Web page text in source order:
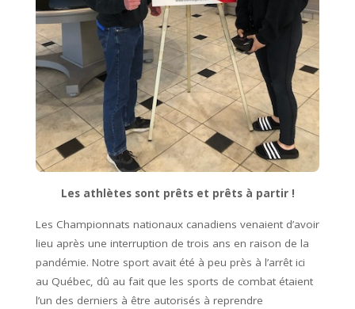
Les athlètes sont prêts et prêts à partir !
Les Championnats nationaux canadiens venaient d’avoir
lieu après une interruption de trois ans en raison de la
pandémie. Notre sport avait été à peu près à l’arrêt ici
au Québec, dû au fait que les sports de combat étaient
l’un des derniers à être autorisés à reprendre